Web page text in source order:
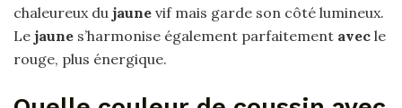
chaleureux du jaune vif mais garde son côté lumineux.
Le jaune s’harmonise également parfaitement avec le
rouge, plus énergique.